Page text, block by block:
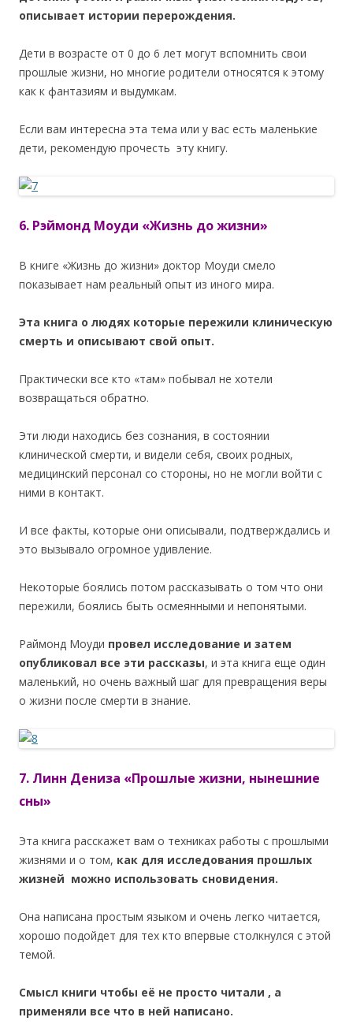
описывает истории перерождения.
Дети в возрасте от 0 до 6 лет могут вспомнить свои
прошлые жизни, но многие родители относятся к этому
как к фантазиям и выдумкам.
Если вам интересна эта тема или у вас есть маленькие
дети, рекомендую прочесть эту книгу.
6. Рэймонд Моуди «Жизнь до жизни»
В книге «Жизнь до жизни» доктор Моуди смело
показывает нам реальный опыт из иного мира.
Эта книга о людях которые пережили клиническую
смерть и описывают свой опыт.
Практически все кто «там» побывал не хотели
возвращаться обратно.
Эти люди находись без сознания, в состоянии
клинической смерти, и видели себя, своих родных,
медицинский персонал со стороны, но не могли войти с
ними в контакт.
И все факты, которые они описывали, подтверждались и
это вызывало огромное удивление.
Некоторые боялись потом рассказывать о том что они
пережили, боялись быть осмеянными и непонятыми.
Раймонд Моуди провел исследование и затем
опубликовал все эти рассказы, и эта книга еще один
маленький, но очень важный шаг для превращения веры
о жизни после смерти в знание.
7. Линн Дениза «Прошлые жизни, нынешние
сны»
Эта книга расскажет вам о техниках работы с прошлыми
жизнями и о том, как для исследования прошлых
жизней можно использовать сновидения.
Она написана простым языком и очень легко читается,
хорошо подойдет для тех кто впервые столкнулся с этой
темой.
Смысл книги чтобы её не просто читали , а
применяли все что в ней написано.